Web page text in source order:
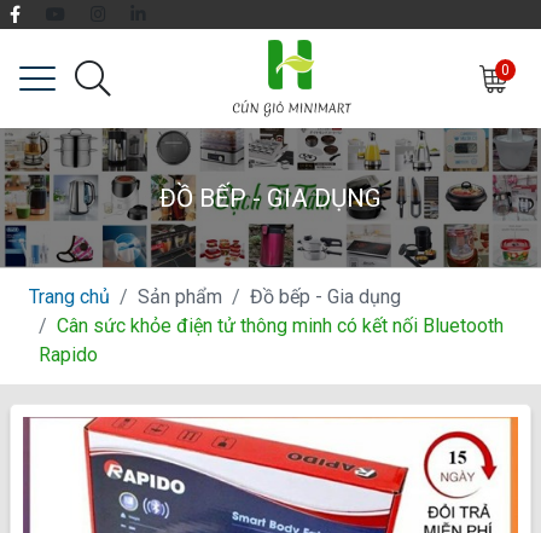
0
ĐỒ BẾP - GIA DỤNG
Trang chủ Sản phẩm
Đồ bếp - Gia dụng
Cân sức khỏe điện tử thông minh có kết nối Bluetooth
Rapido